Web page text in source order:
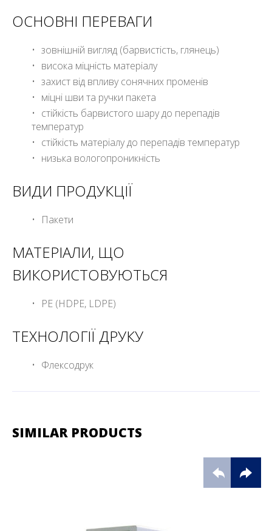
ОСНОВНІ ПЕРЕВАГИ
зовнішній вигляд (барвистість, глянець)
висока міцність матеріалу
захист від впливу сонячних променів
міцні шви та ручки пакета
стійкість барвистого шару до перепадів
температур
стійкість матеріалу до перепадів температур
низька вологопроникність
ВИДИ ПРОДУКЦІЇ
Пакети
МАТЕРІАЛИ, ЩО
ВИКОРИСТОВУЮТЬСЯ
PE (HDPE, LDPE)
ТЕХНОЛОГІЇ ДРУКУ
Флексодрук
SIMILAR PRODUCTS